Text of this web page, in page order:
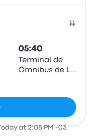
05:40
Terminal de
Ómnibus de La
at 2:08 PM -03.